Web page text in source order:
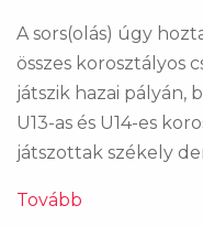
A sors(olás) úgy
összes korosztályos
játszik hazai pályán,
U13-as és U14-es
játszottak székely
Tovább